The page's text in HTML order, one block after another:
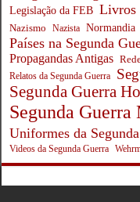
Legislação da FEB Livros
Nazismo Nazista Normandia
Países na Segunda
Propagandas Antigas
Relatos da Segunda Guerra
Segunda Guerra
Segunda Guerra
Uniformes da
Videos da Segunda Guerra